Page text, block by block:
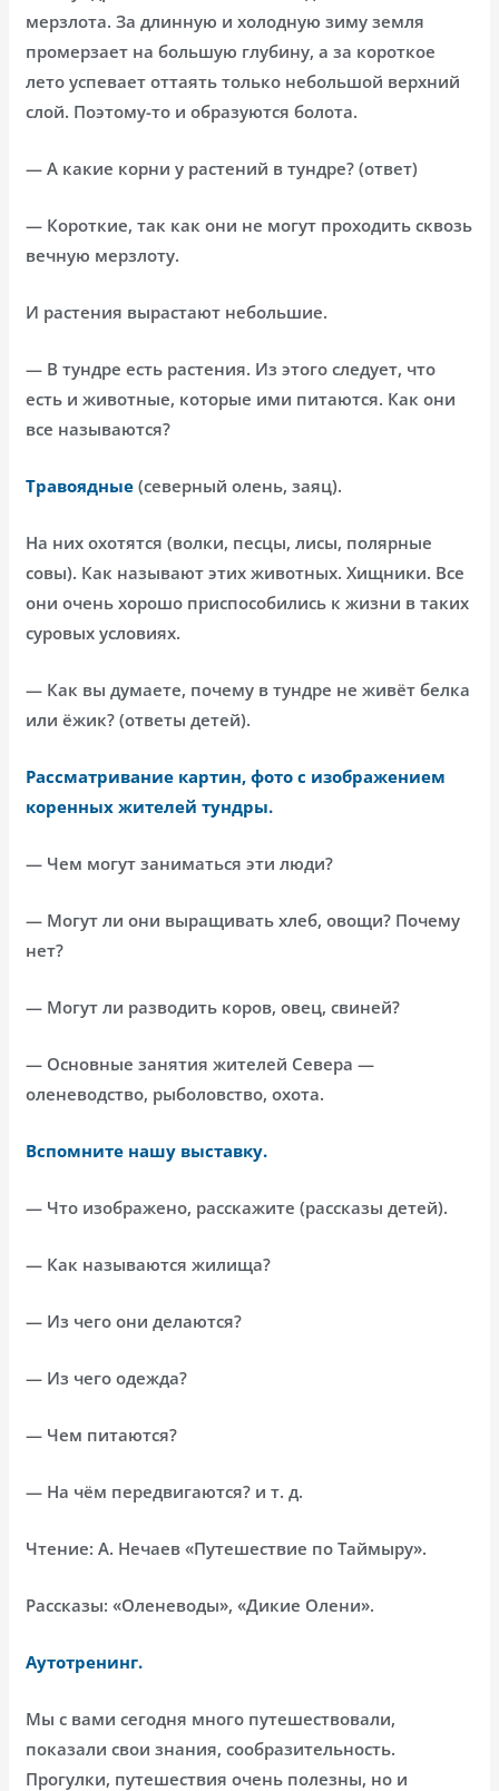
мерзлота. За длинную и холодную зиму земля
промерзает на большую глубину, а за короткое
лето успевает оттаять только небольшой верхний
слой. Поэтому-то и образуются болота.
— А какие корни у растений в тундре? (ответ)
— Короткие, так как они не могут проходить сквозь
вечную мерзлоту.
И растения вырастают небольшие.
— В тундре есть растения. Из этого следует, что
есть и животные, которые ими питаются. Как они
все называются?
Травоядные(северный олень, заяц).
На них охотятся (волки, песцы, лисы, полярные
совы). Как называют этих животных. Хищники. Все
они очень хорошо приспособились к жизни в таких
суровых условиях.
— Как вы думаете, почему в тундре не живёт белка
или ёжик? (ответы детей).
Рассматривание картин, фото с изображением
коренных жителей тундры.
— Чем могут заниматься эти люди?
— Могут ли они выращивать хлеб, овощи? Почему
нет?
— Могут ли разводить коров, овец, свиней?
— Основные занятия жителей Севера —
оленеводство, рыболовство, охота.
Вспомните нашу выставку.
— Что изображено, расскажите (рассказы детей).
— Как называются жилища?
— Из чего они делаются?
— Из чего одежда?
— Чем питаются?
— На чём передвигаются? и т. д.
Чтение: А. Нечаев «Путешествие по Таймыру».
Рассказы: «Оленеводы», «Дикие Олени».
Аутотренинг.
Мы с вами сегодня много путешествовали,
показали свои знания, сообразительность.
Прогулки, путешествия очень полезны, но и